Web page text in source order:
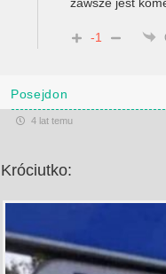
-1
Posejdon
4 lat temu
Króciutko: